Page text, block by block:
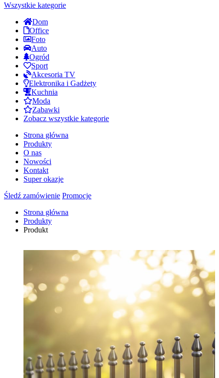
Wszystkie kategorie
Dom
Office
Foto
Auto
Ogród
Sport
Akcesoria TV
Elektronika i Gadżety
Kuchnia
Moda
Zabawki
Zobacz wszystkie kategorie
Strona główna
Produkty
O nas
Nowości
Kontakt
Super okazje
Śledź zamówienie Promocje
Strona główna
Produkty
Produkt